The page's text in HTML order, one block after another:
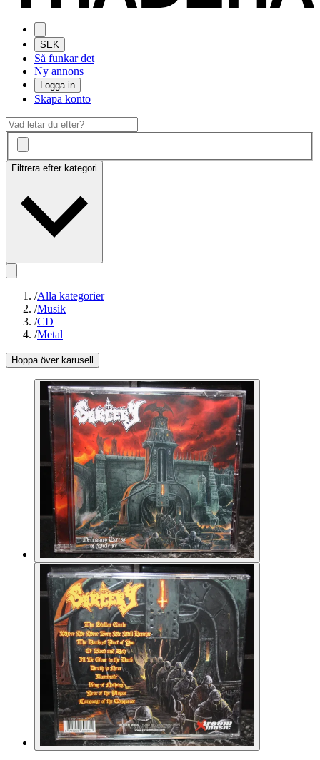
SEK
Så funkar det
Ny annons
Logga in
Skapa konto
Filtrera efter kategori
/Alla kategorier
/Musik
/CD
/Metal
Hoppa över karusell